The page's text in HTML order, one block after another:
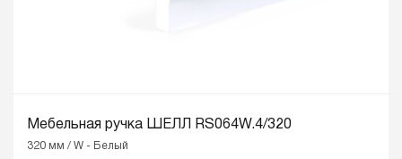
Мебельная ручка ШЕЛЛ RS064W.4/320
320 мм / W - Белый